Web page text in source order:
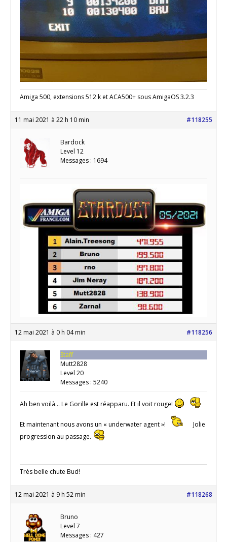
Amiga 500, extensions 512 k et ACA500+ sous AmigaOS 3.2.3
11 mai 2021 à 22 h 10 min #118255
Bardock
Level 12
Messages : 1694
12 mai 2021 à 0 h 04 min #118256
Staff
Mutt2828
Level 20
Messages : 5240
Ah ben voilà… Le Gorille est réapparu. Et il voit rouge!
Et maintenant nous avons un « underwater agent »!
Jolie
progression au passage.
Très belle chute Bud!
12 mai 2021 à 9 h 52 min #118268
Bruno
Level 7
Messages : 427